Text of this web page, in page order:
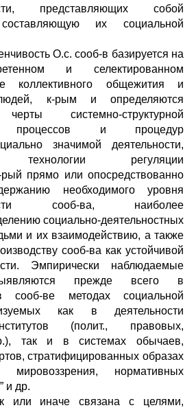
представляющих собой
их социальной
О.с. сооб-в базируется на
и селектированном
коллективного общежития и
людей, к-рым и определяются
системно-структурной
процессов и процедур
значимой деятельности,
технологии регуляции
рый прямо или опосредствованно
необходимого уровня
сооб-ва, наиболее
социально-деятельностных
и их взаимодействию, а также
сооб-ва как устойчивой
Эмпирически наблюдаемые
прежде всего в
сооб-ве методах социальной
как в деятельности
(полит., правовых,
так и в системах обычаев,
стратифицированных образах
мировоззрения, нормативных
и др.
или иначе связана с целями,